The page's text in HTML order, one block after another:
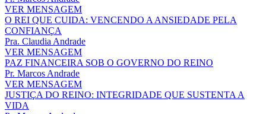
VER MENSAGEM
O REI QUE CUIDA: VENCENDO A ANSIEDADE PELA
CONFIANÇA
Pra. Claudia Andrade
VER MENSAGEM
PAZ FINANCEIRA SOB O GOVERNO DO REINO
Pr. Marcos Andrade
VER MENSAGEM
JUSTIÇA DO REINO: INTEGRIDADE QUE SUSTENTA A
VIDA